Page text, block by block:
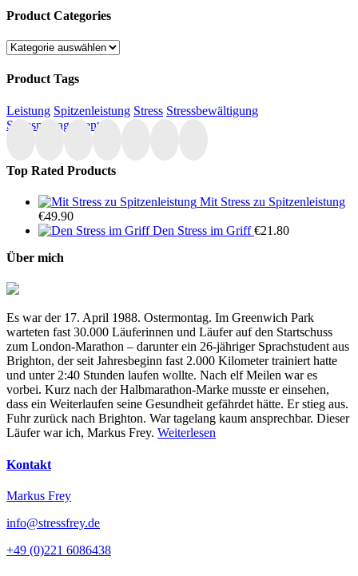
Product Categories
Product Tags
Leistung Spitzenleistung Stress Stressbewältigung
Stressmanagement
Top Rated Products
Mit Stress zu Spitzenleistung
€49.90
Den Stress im Griff €21.80
Über mich
Es war der 17. April 1988. Ostermontag. Im Greenwich Park
warteten fast 30.000 Läuferinnen und Läufer auf den Startschuss
zum London-Marathon – darunter ein 26-jähriger Sprachstudent aus
Brighton, der seit Jahresbeginn fast 2.000 Kilometer trainiert hatte
und unter 2:40 Stunden laufen wollte. Nach elf Meilen war es
vorbei. Kurz nach der Halbmarathon-Marke musste er einsehen,
dass ein Weiterlaufen seine Gesundheit gefährdet hätte. Er stieg aus.
Fuhr zurück nach Brighton. War tagelang kaum ansprechbar. Dieser
Läufer war ich, Markus Frey. Weiterlesen
Kontakt
Markus Frey
info@stressfrey.de
+49 (0)221 6086438